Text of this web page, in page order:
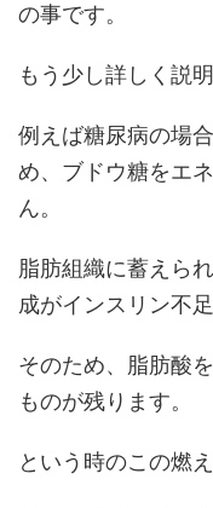
の事です。
もう少し詳しく説
例えば糖尿病の場
め、ブドウ糖をエ
ん。
脂肪組織に蓄えら
成がインスリン不
そのため、脂肪酸
ものが残ります。
という時のこの燃